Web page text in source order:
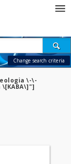
Change search criteria
\-\-